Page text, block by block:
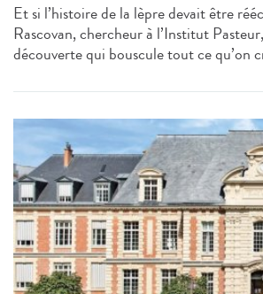
Et si l’histoire de la lèpre devait être
Rascovan, chercheur à l’Institut
découverte qui bouscule tout ce qu’on